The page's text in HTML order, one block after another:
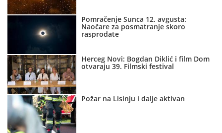
Pomračenje Sunca 12. avgusta:
Naočare za posmatranje skoro
rasprodate
Herceg Novi: Bogdan Diklić i film Dom
otvaraju 39. Filmski festival
Požar na Lisinju i dalje aktivan